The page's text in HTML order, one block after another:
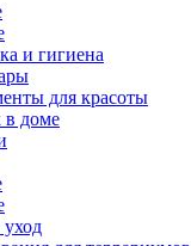
и гигиена
для красоты
в доме